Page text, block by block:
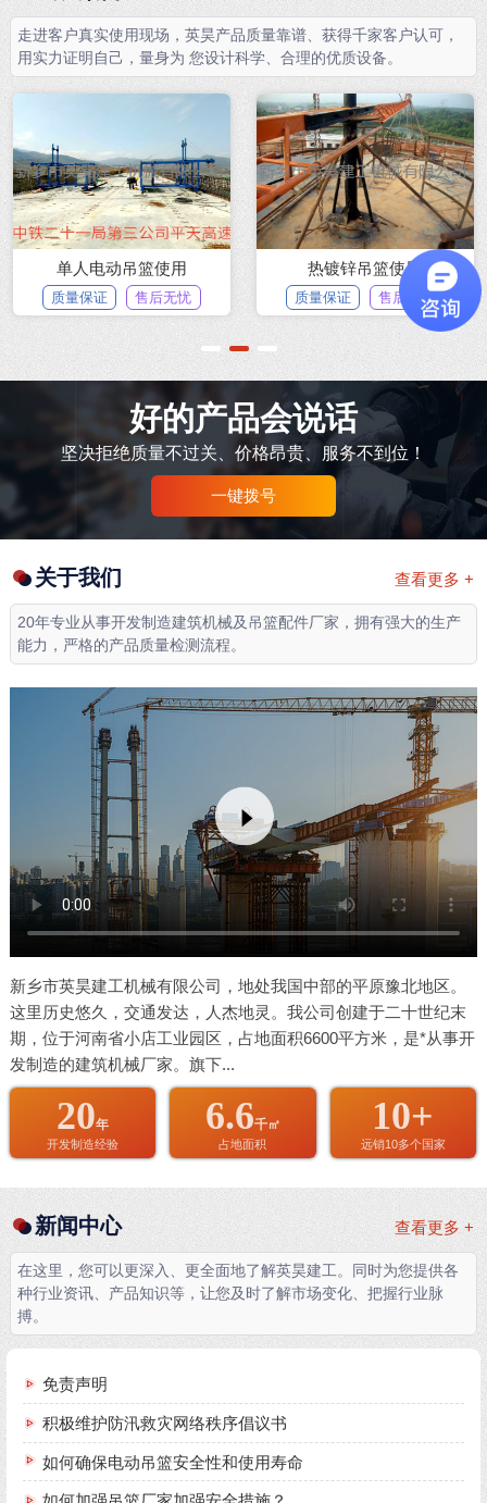
走进客户真实使用现场，英昊产品质量靠谱、获得千家客户认可，
用实力证明自己，量身为 您设计科学、合理的优质设备。
单人电动吊篮使用
质量保证 售后无忧
热镀锌吊篮使用
质量保证 售后无忧
1 2 3
好的产品会说话
坚决拒绝质量不过关、价格昂贵、服务不到位！
一键拨号
查看更多 +
关于我们
20年专业从事开发制造建筑机械及吊篮配件厂家，拥有强大的生产
能力，严格的产品质量检测流程。
新乡市英昊建工机械有限公司，地处我国中部的平原豫北地区。
这里历史悠久，交通发达，人杰地灵。我公司创建于二十世纪末
期，位于河南省小店工业园区，占地面积6600平方米，是*从事开
发制造的建筑机械厂家。旗下...
20年
开发制造经验
6.6千㎡
占地面积
10+
远销10多个国家
查看更多 +
新闻中心
在这里，您可以更深入、更全面地了解英昊建工。同时为您提供各
种行业资讯、产品知识等，让您及时了解市场变化、把握行业脉
搏。
免责声明
积极维护防汛救灾网络秩序倡议书
如何确保电动吊篮安全性和使用寿命